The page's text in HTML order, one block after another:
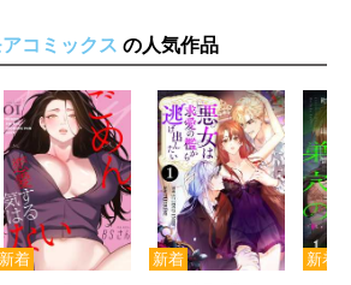
コミックス の人気作品